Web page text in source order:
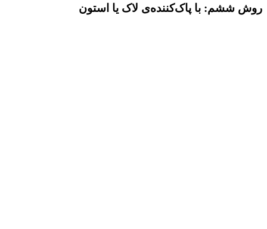
روش ششم: با پاک‌کننده‌ی لاک یا استون